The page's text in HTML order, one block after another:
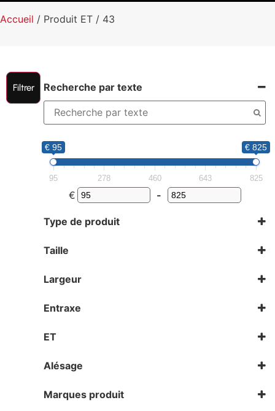
Accueil / Produit ET / 43
Filtrer Recherche par texte
€ 95 € 825
95 278 460 643 825
€ -
Type de produit
Taille
19
20
Largeur
6
Entraxe
ET
Alésage
72,6
74,1
Marques produit